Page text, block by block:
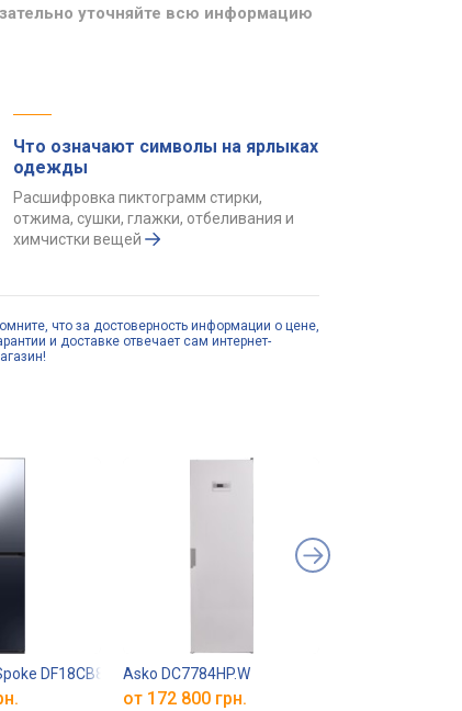
уточняйте всю информацию
Что означают символы на ярлыках
одежды
Расшифровка пиктограмм стирки,
отжима, сушки, глажки, отбеливания и
химчистки вещей
что за достоверность информации о цене,
и доставке отвечает сам интернет-
DF18CB8700CRE1Asko DC7784HP.W
от 172 800 грн.